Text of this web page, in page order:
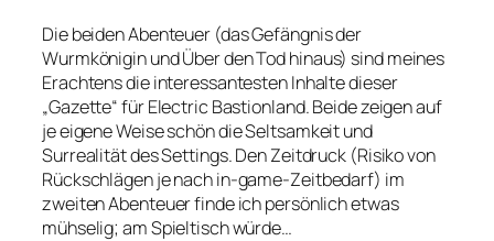
Die beiden Abenteuer (das Gefängnis der
Wurmkönigin und Über den Tod hinaus) sind meines
Erachtens die interessantesten Inhalte dieser
„Gazette“ für Electric Bastionland. Beide zeigen auf
je eigene Weise schön die Seltsamkeit und
Surrealität des Settings. Den Zeitdruck (Risiko von
Rückschlägen je nach in-game-Zeitbedarf) im
zweiten Abenteuer finde ich persönlich etwas
mühselig; am Spieltisch würde…